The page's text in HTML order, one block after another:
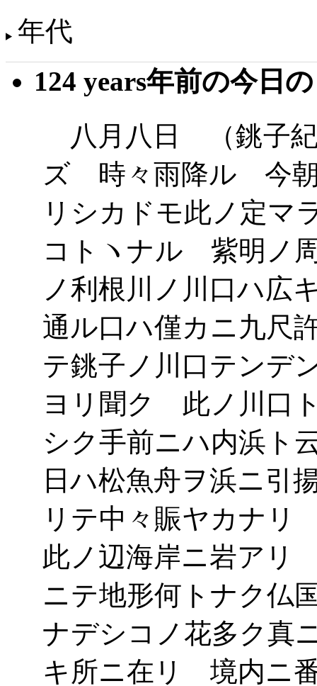
年代
124 years年前の今日
八月八日 （銚子
ズ 時々雨降ル 今朝
リシカドモ此ノ定マ
コトヽナル 紫明ノ
ノ利根川ノ川口ハ広
通ル口ハ僅カニ九尺
テ銚子ノ川口テンデ
ヨリ聞ク 此ノ川口
シク手前ニハ内浜ト
日ハ松魚舟ヲ浜ニ引
リテ中々賑ヤカナ
此ノ辺海岸ニ岩アリ
ニテ地形何トナク仏
ナデシコノ花多ク真
キ所ニ在リ 境内ニ